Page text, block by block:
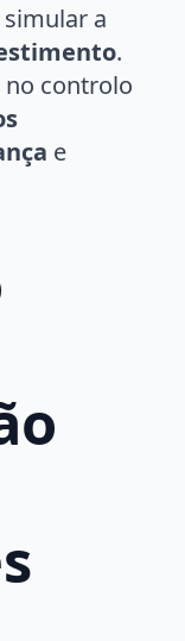
a
.
no controlo
e